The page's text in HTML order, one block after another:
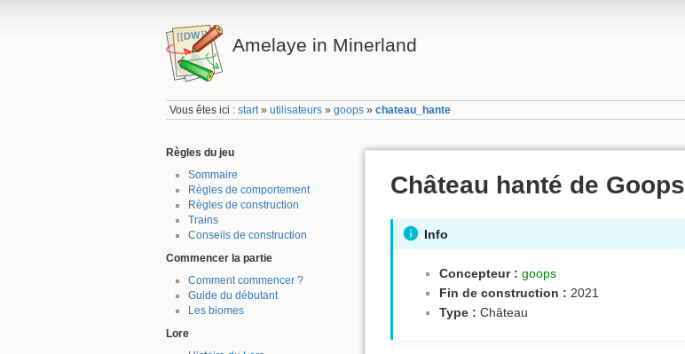
Amelaye in Minerland
Vous êtes ici :start»utilisateurs »goops »chateau_hante
Règles du jeu
Sommaire
Règles de comportement
Règles de construction
Trains
Conseils de construction
Commencer la partie
Comment commencer ?
Guide du débutant
Les biomes
Lore
Château hanté de Goops
Info
Concepteur : goops
Fin de construction : 2021
Type : Château